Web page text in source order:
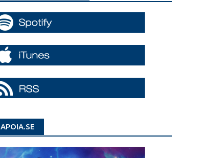
APOIA.SE